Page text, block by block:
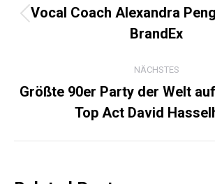
Beitrag:
Vocal Coach Alexandra
BrandEx
NÄCHSTES
Beitrag:
Größte 90er Party der Welt
Top Act David